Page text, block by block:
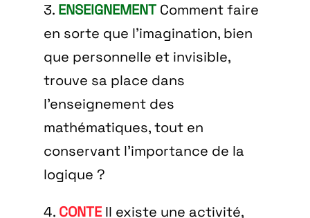
3. ENSEIGNEMENTComment faire
en sorte que l’imagination, bien
que personnelle et invisible,
trouve sa place dans
l’enseignement des
mathématiques, tout en
conservant l’importance de la
logique ?
4. CONTEIl existe une activité,